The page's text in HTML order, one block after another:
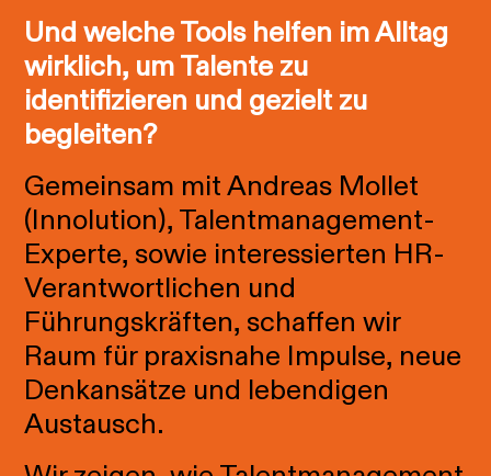
Und welche Tools helfen im Alltag
wirklich, um Talente zu
identifizieren und gezielt zu
begleiten?
Gemeinsam mit Andreas Mollet
(Innolution), Talentmanagement-
Experte, sowie interessierten HR-
Verantwortlichen und
Führungskräften, schaffen wir
Raum für praxisnahe Impulse, neue
Denkansätze und lebendigen
Austausch.